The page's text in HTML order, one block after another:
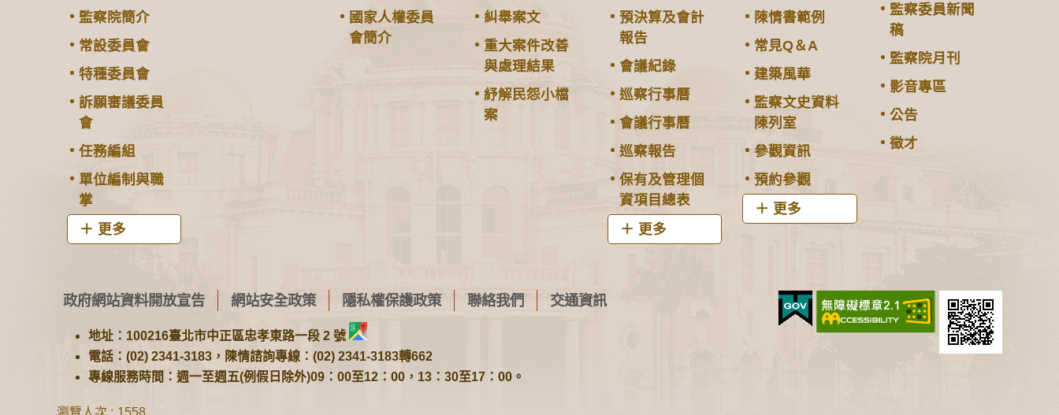
監察院簡介
常設委員會
特種委員會
訴願審議委員
會
任務編組
單位編制與職
掌
更多
國家人權委員
會簡介
糾舉案文
重大案件改善
與處理結果
紓解民怨小檔
案
預決算及會計
報告
會議紀錄
巡察行事曆
會議行事曆
巡察報告
保有及管理個
資項目總表
更多
陳情書範例
常見Q＆A
建築風華
監察文史資料
陳列室
參觀資訊
預約參觀
更多
監察委員新聞
稿
監察院月刊
影音專區
公告
徵才
政府網站資料開放宣告 網站安全政策 隱私權保護政策 聯絡我們 交通資訊
地址：100216臺北市中正區忠孝東路一段 2 號
電話：(02) 2341-3183，陳情諮詢專線：(02) 2341-3183轉662
專線服務時間：週一至週五(例假日除外)09：00至12：00，13：30至17：00。
瀏覽人次 1558